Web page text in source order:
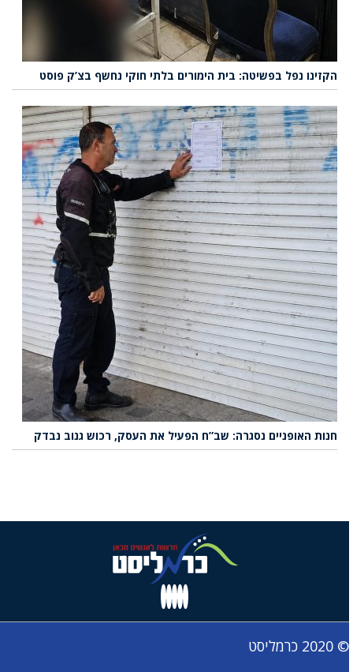
הקזינו נפל בפשיטה: בית הימורים בלתי חוקי נחשף בצ’ק פוסט
חנות האופניים נסגרה: שב”ח הפעיל את העסק, רכוש גנוב נבדק
© 2020 כרמליסט